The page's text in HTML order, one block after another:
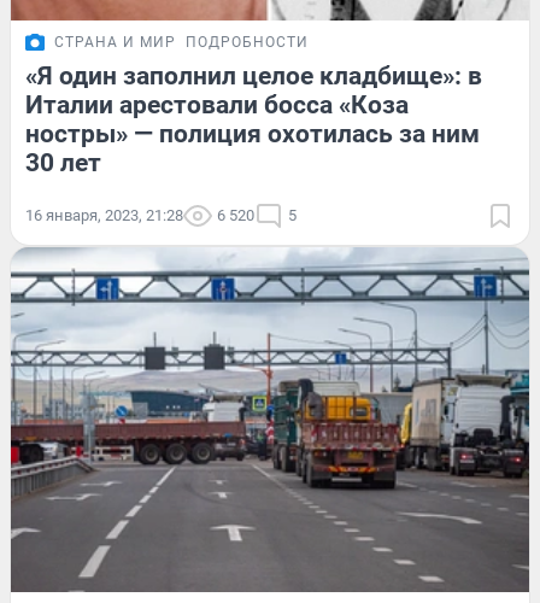
СТРАНА И МИР ПОДРОБНОСТИ
«Я один заполнил целое кладбище»: в
Италии арестовали босса «Коза
ностры» — полиция охотилась за ним
30 лет
16 января, 2023, 21:28 6 520 5